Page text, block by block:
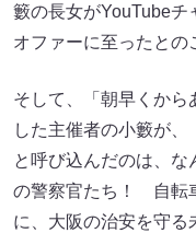
籔の長女がYouTubeチ
オファーに至ったとの
そして、「朝早くから
した主催者の小籔が、
と呼び込んだのは、
の警察官たち！ 自転
に、大阪の治安を守る